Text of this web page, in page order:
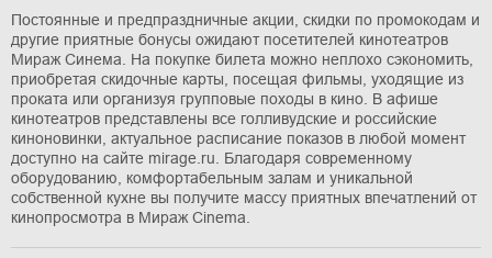
Постоянные и предпраздничные акции, скидки по промокодам и
другие приятные бонусы ожидают посетителей кинотеатров
Мираж Синема. На покупке билета можно неплохо сэкономить,
приобретая скидочные карты, посещая фильмы, уходящие из
проката или организуя групповые походы в кино. В афише
кинотеатров представлены все голливудские и российские
киноновинки, актуальное расписание показов в любой момент
доступно на сайте mirage.ru. Благодаря современному
оборудованию, комфортабельным залам и уникальной
собственной кухне вы получите массу приятных впечатлений от
кинопросмотра в Мираж Cinema.